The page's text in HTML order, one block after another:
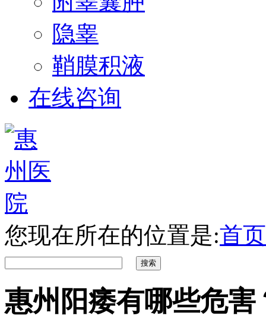
隐睾
鞘膜积液
在线咨询
您现在所在的位置是:首页
惠州阳痿有哪些危